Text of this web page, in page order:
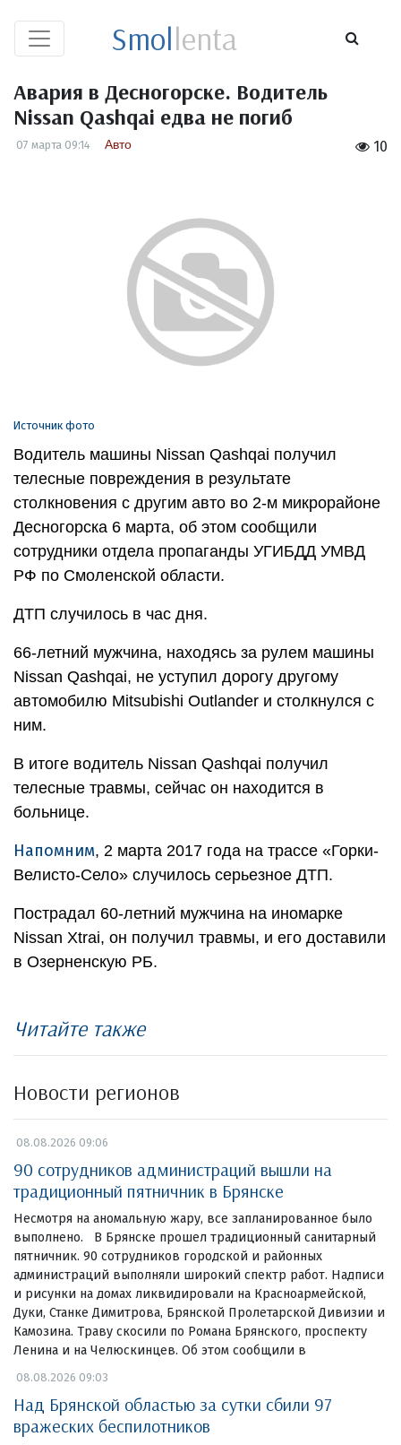
Smollenta
Авария в Десногорске. Водитель
Nissan Qashqai едва не погиб
10
07 марта 09:14 Авто
Источник фото
Водитель машины Nissan Qashqai получил
телесные повреждения в результате
столкновения с другим авто во 2-м микрорайоне
Десногорска 6 марта, об этом сообщили
сотрудники отдела пропаганды УГИБДД УМВД
РФ по Смоленской области.
ДТП случилось в час дня.
66-летний мужчина, находясь за рулем машины
Nissan Qashqai, не уступил дорогу другому
автомобилю Mitsubishi Outlander и столкнулся с
ним.
В итоге водитель Nissan Qashqai получил
телесные травмы, сейчас он находится в
больнице.
Напомним, 2 марта 2017 года на трассе «Горки-
Велисто-Село» случилось серьезное ДТП.
Пострадал 60-летний мужчина на иномарке
Nissan Xtrai, он получил травмы, и его доставили
в Озерненскую РБ.
Читайте также
Новости регионов
08.08.2026 09:06
90 сотрудников администраций вышли на
традиционный пятничник в Брянске
Несмотря на аномальную жару, все запланированное было
выполнено. В Брянске прошел традиционный санитарный
пятничник. 90 сотрудников городской и районных
администраций выполняли широкий спектр работ. Надписи
и рисунки на домах ликвидировали на Красноармейской,
Дуки, Станке Димитрова, Брянской Пролетарской Дивизии и
Камозина. Траву скосили по Романа Брянского, проспекту
Ленина и на Челюскинцев. Об этом сообщили в
08.08.2026 09:03
Над Брянской областью за сутки сбили 97
вражеских беспилотников